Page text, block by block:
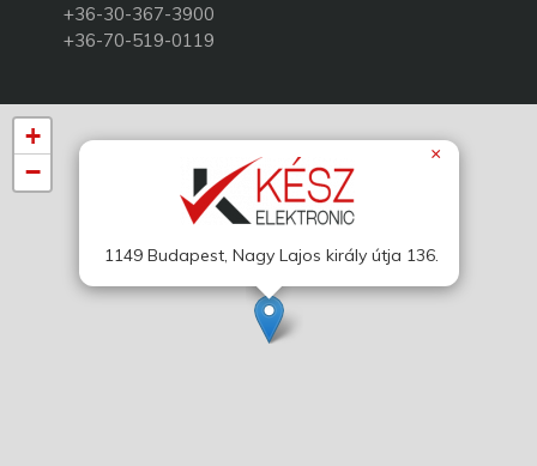
+36-30-367-3900
+36-70-519-0119
1149 Budapest, Nagy Lajos király útja 136.
×
+
−